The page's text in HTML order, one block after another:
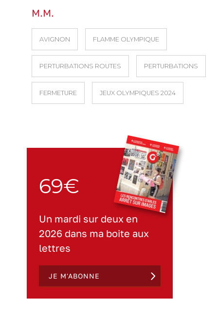
M.M.
AVIGNON FLAMME OLYMPIQUE
PERTURBATIONS ROUTES PERTURBATIONS
FERMETURE JEUX OLYMPIQUES 2024
69€
Un mardi sur deux en
2026 dans ma boite aux
lettres
JE M'ABONNE